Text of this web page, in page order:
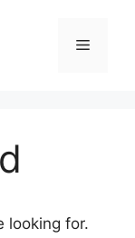
Menu
looking for.